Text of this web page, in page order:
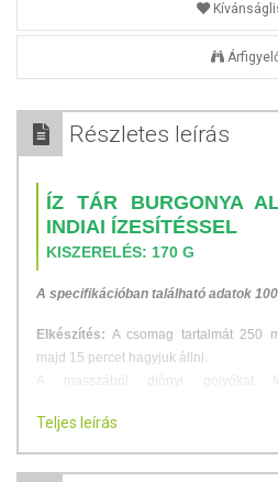
Részletes leírás
ÍZ TÁR BURGONYA
INDIAI ÍZESÍTÉSSEL
KISZERELÉS: 170 G
A specifikációban található adatok
Elkészítés: A csomag tartalmát 250
majd 15 percet hagyjuk állni.
A masszából diónyi golyókat
Teljes leírás